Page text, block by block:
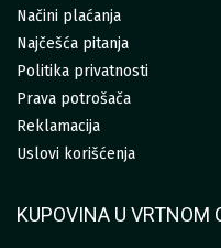
Načini plaćanja
Najčešća pitanja
Politika privatnosti
Prava potrošača
Reklamacija
Uslovi korišćenja
KUPOVINA U VRTNOM